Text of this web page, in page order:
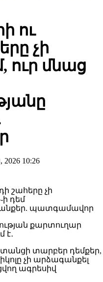
ու
չի
մնաց
10:26
քարտուղար
է․
տարբեր դեմքեր,
չի արձագանքել
ագրեսիվ